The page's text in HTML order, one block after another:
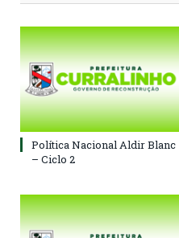
Política Nacional Aldir Blanc
– Ciclo 2